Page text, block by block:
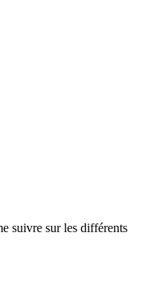
suivre sur les différents